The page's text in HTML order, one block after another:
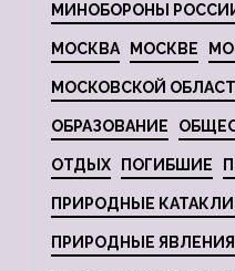
МИНОБОРОНЫ
МОСКВА МОСКВЕ
МОСКОВСКОЙ
ОБРАЗОВАНИЕ
ОТДЫХ ПОГИБШИЕ
ПРИРОДНЫЕ
ПРИРОДНЫЕ ЯВЛЕНИЯ